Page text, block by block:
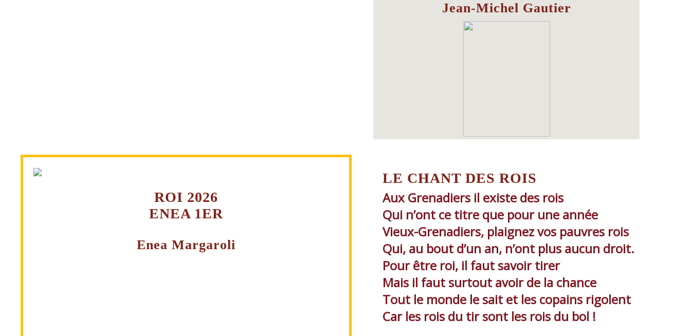
Jean-Michel Gautier
ROI 2026
ENEA 1ER
Enea Margaroli
LE CHANT DES ROIS
Aux Grenadiers il existe des rois
Qui n’ont ce titre que pour une année
Vieux-Grenadiers, plaignez vos pauvres rois
Qui, au bout d’un an, n’ont plus aucun droit.
Pour être roi, il faut savoir tirer
Mais il faut surtout avoir de la chance
Tout le monde le sait et les copains rigolent
Car les rois du tir sont les rois du bol !